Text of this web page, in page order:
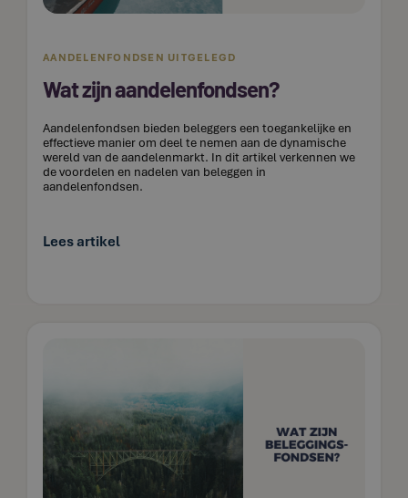
AANDELENFONDSEN UITGELEGD
Wat zijn aandelenfondsen?
Aandelenfondsen bieden beleggers een toegankelijke en
effectieve manier om deel te nemen aan de dynamische
wereld van de aandelenmarkt. In dit artikel verkennen we
de voordelen en nadelen van beleggen in
aandelenfondsen.
Lees artikel